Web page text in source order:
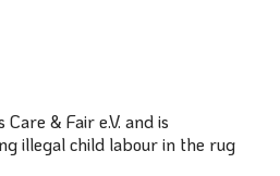
& Fair e.V. and is
illegal child labour in the rug